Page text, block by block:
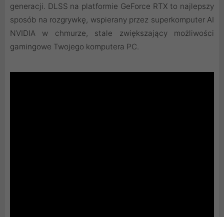
generacji. DLSS na platformie GeForce RTX to najlepszy
sposób na rozgrywkę, wspierany przez superkomputer AI
NVIDIA w chmurze, stale zwiększający możliwości
gamingowe Twojego komputera PC.